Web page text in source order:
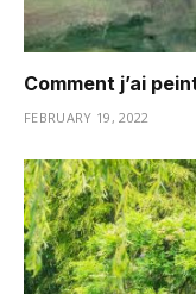
Comment j’ai
FEBRUARY 19, 2022